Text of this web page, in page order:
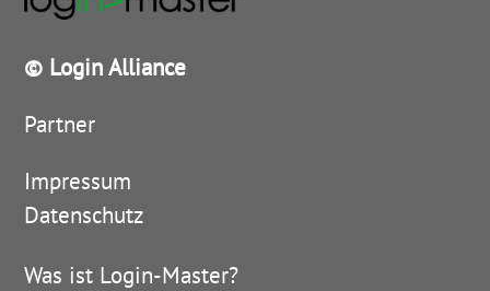
© Login Alliance
Partner
Impressum
Datenschutz
Was ist Login-Master?